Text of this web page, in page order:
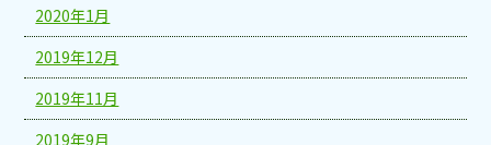
2020年1月
2019年12月
2019年11月
2019年9月